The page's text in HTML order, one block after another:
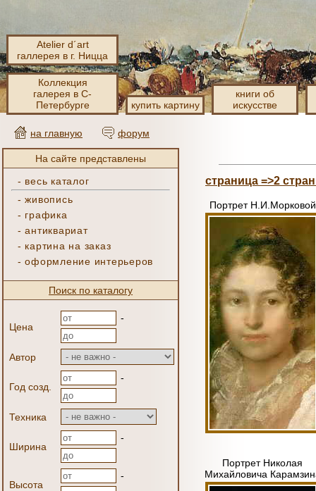
Atelier d´art
галлерея в г. Ницца
Коллекция
галерея в С-
Петербурге
купить картину
книги об
искусстве
на главную форум
На сайте представлены
- весь каталог
-живопись
- графика
-антиквариат
- картина на заказ
-оформление интерьеров
Поиск по каталогу
Цена
-
Автор
Год созд.
-
Техника
Ширина
-
Высота
-
страница =>2
Портрет Н.И.Морковой
Портрет Николая
Михайловича